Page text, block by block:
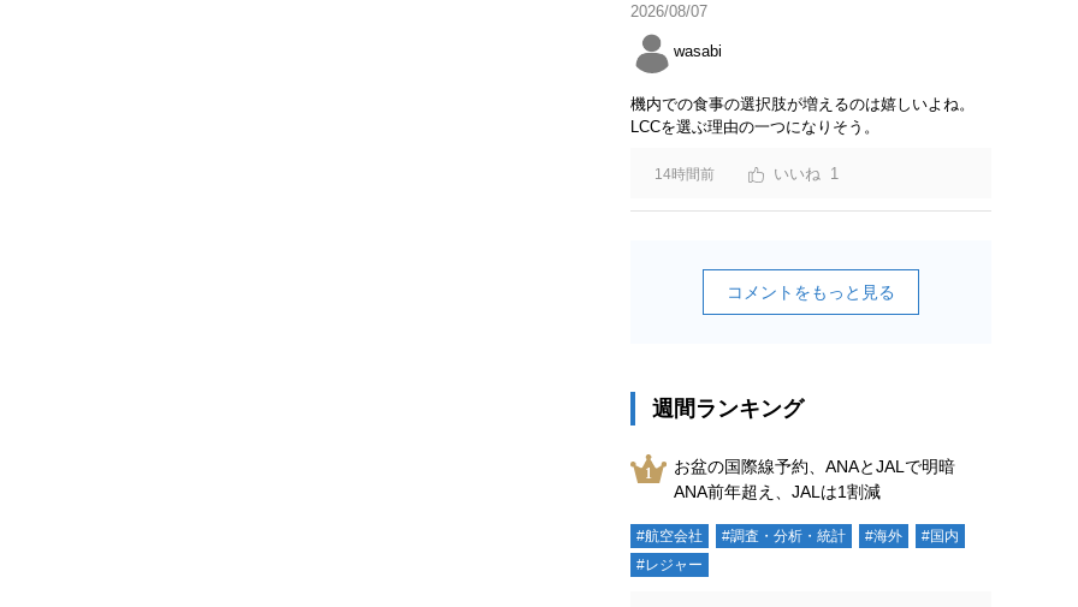
2026/08/07
wasabi
機内での食事の選択肢が増えるのは嬉しいよね。
LCCを選ぶ理由の一つになりそう。
14時間前 1
コメントをもっと見る
週間ランキング
お盆の国際線予約、ANAとJALで明暗
ANA前年超え、JALは1割減
#航空会社 #調査・分析・統計 #海外
#国内
#レジャー